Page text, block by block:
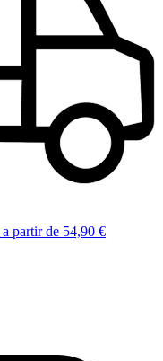
a partir de 54,90 €